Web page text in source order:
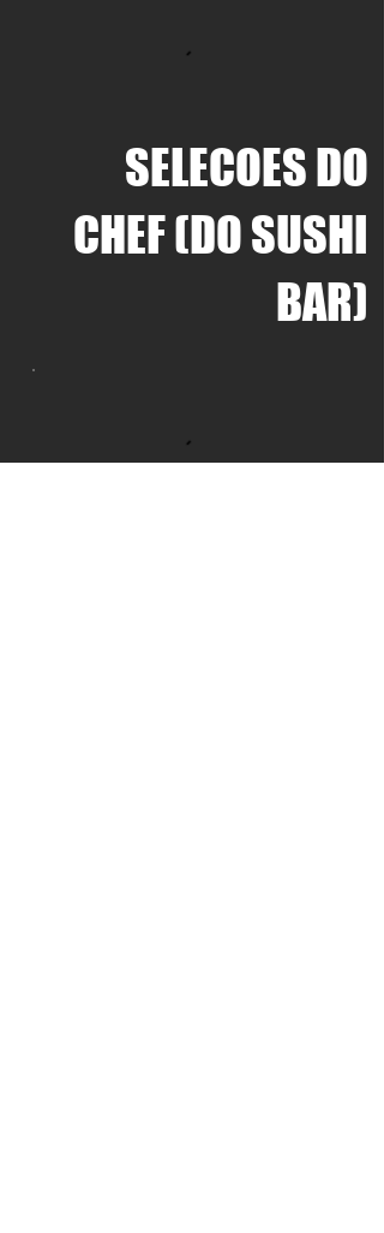
SELECOES DO
CHEF (DO SUSHI
BAR)